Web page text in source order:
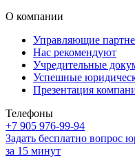
О компании
Управляющие
Нас рекомендуют
Учредительные
Успешные
Презентация
Телефоны
+7 905 976-99-94
Задать бесплатно вопрос
за 15 минут